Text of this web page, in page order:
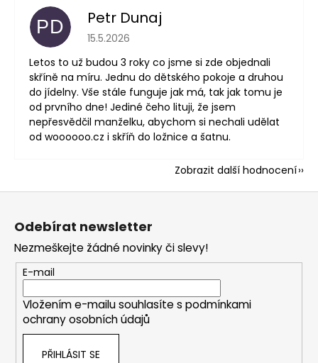
PD Petr Dunaj
Hodnocení obchodu je 5 z 5 hvězdiček.
15.5.2026
Letos to už budou 3 roky co jsme si zde objednali
skříně na míru. Jednu do dětského pokoje a druhou
do jídelny. Vše stále funguje jak má, tak jak tomu je
od prvního dne! Jediné čeho lituji, že jsem
nepřesvědčil manželku, abychom si nechali udělat
od woooooo.cz i skříň do ložnice a šatnu.
Zobrazit další hodnocení
Z
Odebírat newsletter
Nezmeškejte žádné novinky či slevy!
E-mail
Vložením e-mailu souhlasíte s podmínkami
ochrany osobních údajů
PŘIHLÁSIT SE